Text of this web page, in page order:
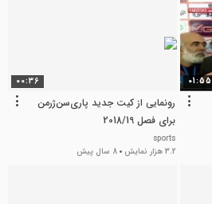
01:55
00:36
رونمایی از کیت جدید پاری‌سن‌ژرمن
برای فصل 2018/19
sports
3.2 هزار نمایش
8 سال پیش